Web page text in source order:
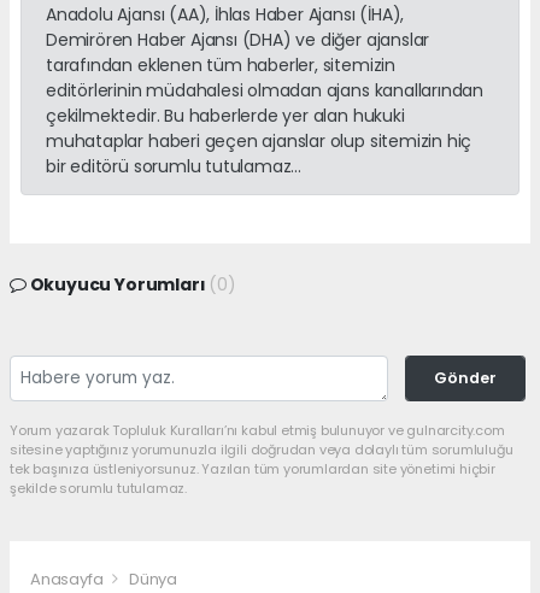
Anadolu Ajansı (AA), İhlas Haber Ajansı (İHA),
Demirören Haber Ajansı (DHA) ve diğer ajanslar
tarafından eklenen tüm haberler, sitemizin
editörlerinin müdahalesi olmadan ajans kanallarından
çekilmektedir. Bu haberlerde yer alan hukuki
muhataplar haberi geçen ajanslar olup sitemizin hiç
bir editörü sorumlu tutulamaz...
Okuyucu Yorumları (0)
Gönder
Yorum yazarak Topluluk Kuralları’nı kabul etmiş bulunuyor ve gulnarcity.com
sitesine yaptığınız yorumunuzla ilgili doğrudan veya dolaylı tüm sorumluluğu
tek başınıza üstleniyorsunuz. Yazılan tüm yorumlardan site yönetimi hiçbir
şekilde sorumlu tutulamaz.
Anasayfa Dünya